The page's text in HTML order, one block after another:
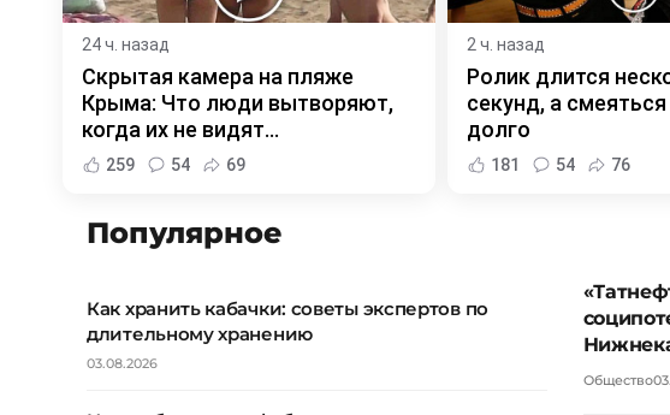
24 ч. назад
Скрытая камера на пляже
Крыма: Что люди вытворяют,
когда их не видят...
259 54 69
2 ч. назад
Ролик длится
секунд, а
долго
181 54 76
Популярное
Как хранить кабачки: советы экспертов по
длительному хранению
03.08.2026
Общество